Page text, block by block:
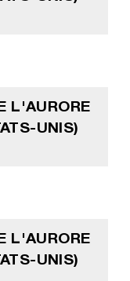
L'AURORE
UNIS)
L'AURORE
UNIS)